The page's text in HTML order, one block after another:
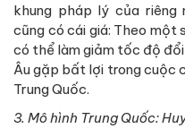
khung pháp lý của riêng
cũng có cái giá: Theo một
có thể làm giảm tốc độ
Âu gặp bất lợi trong cuộc
Trung Quốc.
3. Mô hình Trung Quốc: